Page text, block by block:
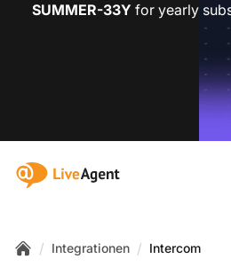
SUMMER-33Y for yearly
:site.title
/ Integrationen / Intercom